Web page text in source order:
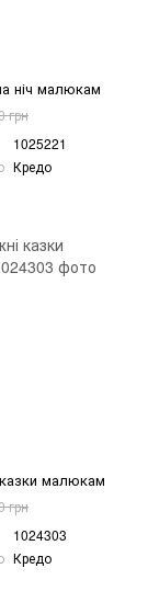
ніч малюкам
грн
1025221
Кредо
малюкам
грн
1024303
Кредо